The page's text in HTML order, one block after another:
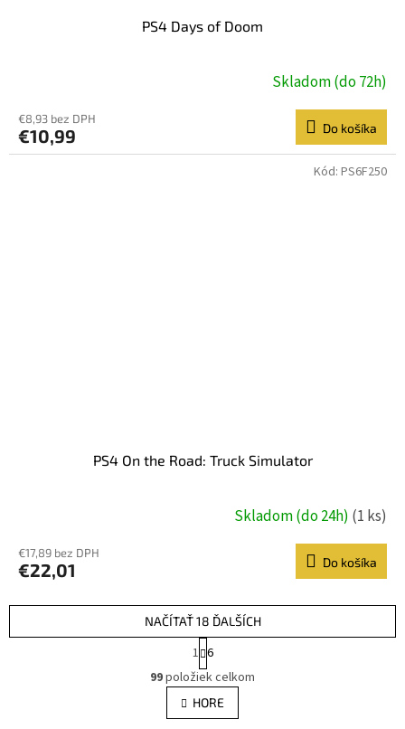
PS4 Days of Doom
Skladom (do 72h)
€8,93 bez DPH
€10,99 Do košíka
PS4 On the Road: Truck Simulator
Skladom (do 24h) (1 ks)
€17,89 bez DPH
€22,01 Do košíka
Kód: PS6F250
O
v
l
á
NAČÍTAŤ 18 ĎALŠÍCH
S
t
r
á
n
k
1 6
99položiek celkom
HORE